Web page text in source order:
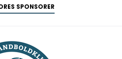
SPONSORER